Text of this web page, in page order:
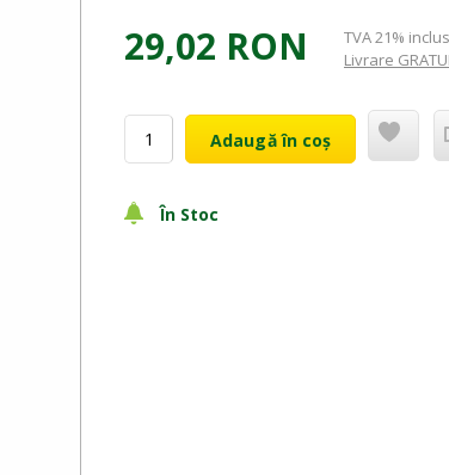
29,02 RON TVA 21% inclus
Livrare
Adaugă în coș
În Stoc